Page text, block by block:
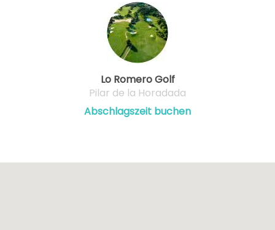
Lo Romero Golf
Pilar de la Horadada
Abschlagszeit buchen